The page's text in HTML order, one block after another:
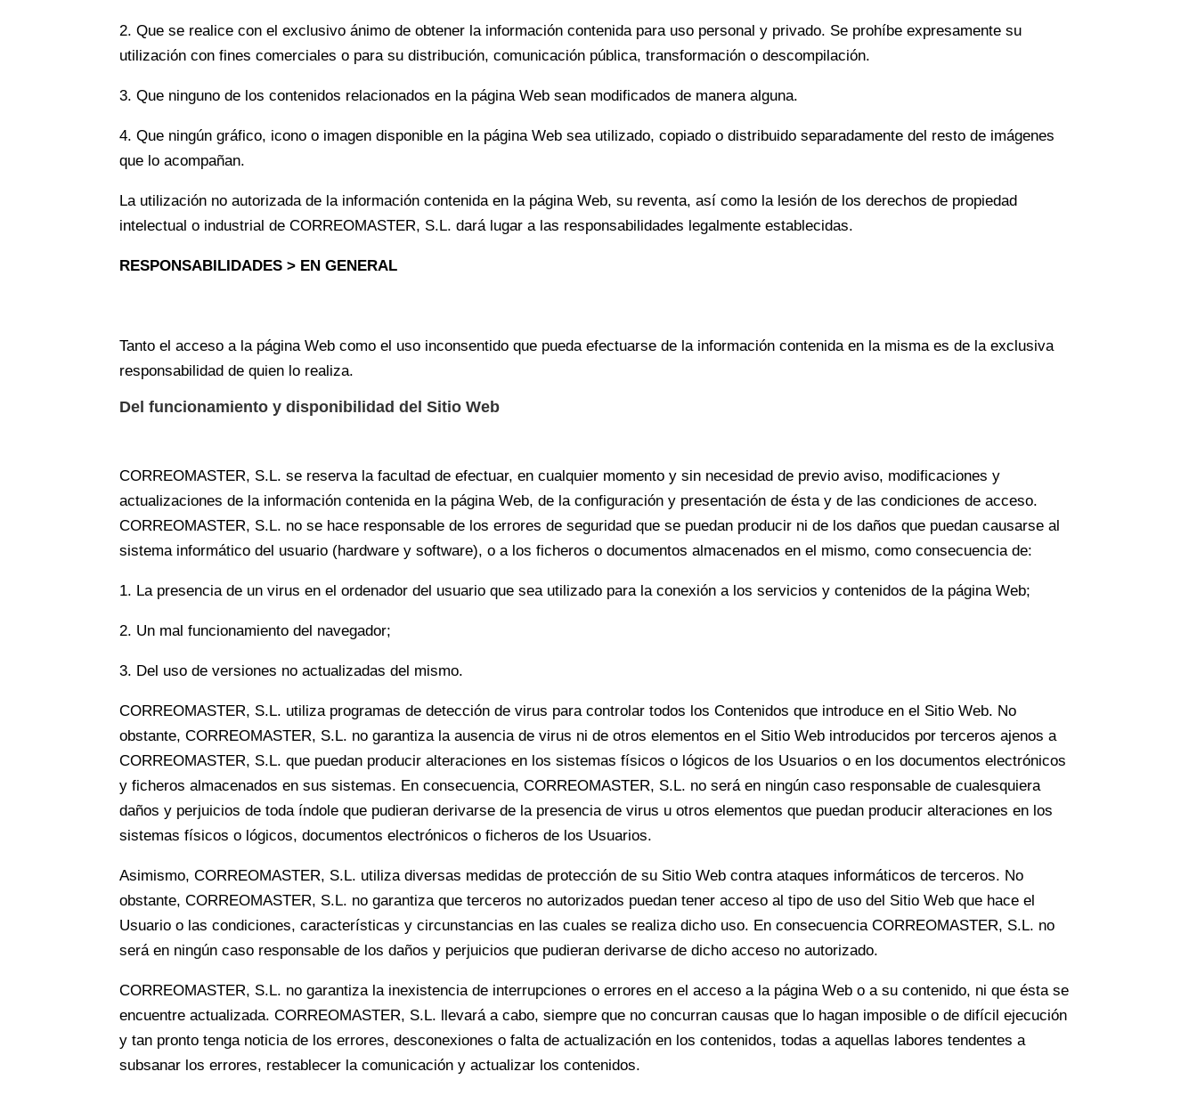
2. Que se realice con el exclusivo ánimo de obtener la información contenida para uso personal y privado. Se prohíbe expresamente su
utilización con fines comerciales o para su distribución, comunicación pública, transformación o descompilación.
3. Que ninguno de los contenidos relacionados en la página Web sean modificados de manera alguna.
4. Que ningún gráfico, icono o imagen disponible en la página Web sea utilizado, copiado o distribuido separadamente del resto de imágenes
que lo acompañan.
La utilización no autorizada de la información contenida en la página Web, su reventa, así como la lesión de los derechos de propiedad
intelectual o industrial de CORREOMASTER, S.L. dará lugar a las responsabilidades legalmente establecidas.
RESPONSABILIDADES > EN GENERAL
Tanto el acceso a la página Web como el uso inconsentido que pueda efectuarse de la información contenida en la misma es de la exclusiva
responsabilidad de quien lo realiza.
Del funcionamiento y disponibilidad del Sitio Web
CORREOMASTER, S.L. se reserva la facultad de efectuar, en cualquier momento y sin necesidad de previo aviso, modificaciones y
actualizaciones de la información contenida en la página Web, de la configuración y presentación de ésta y de las condiciones de acceso.
CORREOMASTER, S.L. no se hace responsable de los errores de seguridad que se puedan producir ni de los daños que puedan causarse al
sistema informático del usuario (hardware y software), o a los ficheros o documentos almacenados en el mismo, como consecuencia de:
1. La presencia de un virus en el ordenador del usuario que sea utilizado para la conexión a los servicios y contenidos de la página Web;
2. Un mal funcionamiento del navegador;
3. Del uso de versiones no actualizadas del mismo.
CORREOMASTER, S.L. utiliza programas de detección de virus para controlar todos los Contenidos que introduce en el Sitio Web. No
obstante, CORREOMASTER, S.L. no garantiza la ausencia de virus ni de otros elementos en el Sitio Web introducidos por terceros ajenos a
CORREOMASTER, S.L. que puedan producir alteraciones en los sistemas físicos o lógicos de los Usuarios o en los documentos electrónicos
y ficheros almacenados en sus sistemas. En consecuencia, CORREOMASTER, S.L. no será en ningún caso responsable de cualesquiera
daños y perjuicios de toda índole que pudieran derivarse de la presencia de virus u otros elementos que puedan producir alteraciones en los
sistemas físicos o lógicos, documentos electrónicos o ficheros de los Usuarios.
Asimismo, CORREOMASTER, S.L. utiliza diversas medidas de protección de su Sitio Web contra ataques informáticos de terceros. No
obstante, CORREOMASTER, S.L. no garantiza que terceros no autorizados puedan tener acceso al tipo de uso del Sitio Web que hace el
Usuario o las condiciones, características y circunstancias en las cuales se realiza dicho uso. En consecuencia CORREOMASTER, S.L. no
será en ningún caso responsable de los daños y perjuicios que pudieran derivarse de dicho acceso no autorizado.
CORREOMASTER, S.L. no garantiza la inexistencia de interrupciones o errores en el acceso a la página Web o a su contenido, ni que ésta se
encuentre actualizada. CORREOMASTER, S.L. llevará a cabo, siempre que no concurran causas que lo hagan imposible o de difícil ejecución
y tan pronto tenga noticia de los errores, desconexiones o falta de actualización en los contenidos, todas a aquellas labores tendentes a
subsanar los errores, restablecer la comunicación y actualizar los contenidos.